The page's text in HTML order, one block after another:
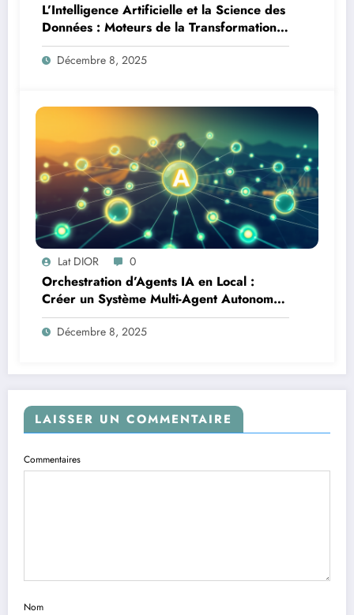
L’Intelligence Artificielle et la Science des
Données : Moteurs de la Transformation
Logistique et Infrastructures en Afrique
Décembre 8, 2025
Lat DIOR 0
Orchestration d’Agents IA en Local :
Créer un Système Multi-Agent Autonome
avec TinyLlama
Décembre 8, 2025
LAISSER UN COMMENTAIRE
Commentaires
Nom